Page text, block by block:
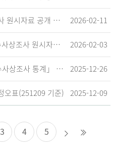
2024년 급성심장정지조사 원시자료 공개 알림 2026-02-11
2024년 중증손상 및 다수사상조사 원시자료 공개 알림 2026-02-03
「2024 중증손상 및 다수사상조사 통계」 공표 2025-12-26
오표(251209 기준) 2025-12-09
3 4 5